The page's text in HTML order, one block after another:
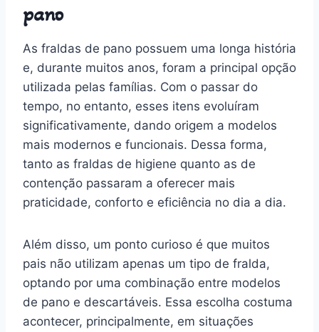
pano
As fraldas de pano possuem uma longa história
e, durante muitos anos, foram a principal opção
utilizada pelas famílias. Com o passar do
tempo, no entanto, esses itens evoluíram
significativamente, dando origem a modelos
mais modernos e funcionais. Dessa forma,
tanto as fraldas de higiene quanto as de
contenção passaram a oferecer mais
praticidade, conforto e eficiência no dia a dia.
Além disso, um ponto curioso é que muitos
pais não utilizam apenas um tipo de fralda,
optando por uma combinação entre modelos
de pano e descartáveis. Essa escolha costuma
acontecer, principalmente, em situações